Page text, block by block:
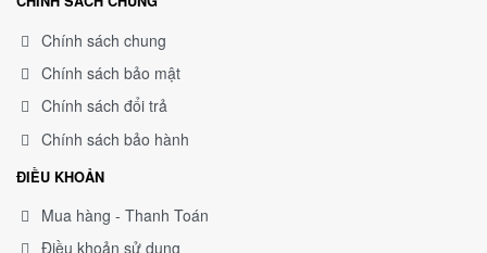
Chính sách chung
Chính sách bảo mật
Chính sách đổi trả
Chính sách bảo hành
ĐIỀU KHOẢN
Mua hàng - Thanh Toán
Điều khoản sử dụng